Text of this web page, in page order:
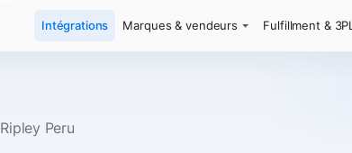
Intégrations Marques & vendeurs Fulfillment & 3PL
Ripley Peru